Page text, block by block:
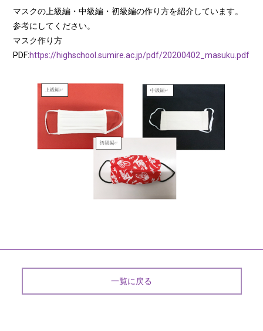
マスクの上級編・中級編・初級編の作り方を紹介しています。
参考にしてください。
マスク作り方
PDF:https://highschool.sumire.ac.jp/pdf/20200402_masuku.pdf
一覧に戻る